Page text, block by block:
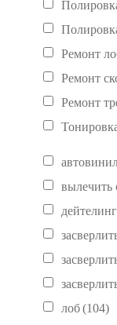
Ремонт
Ремонт
Ремонт
вылечить
дейтелинг
лоб(104)